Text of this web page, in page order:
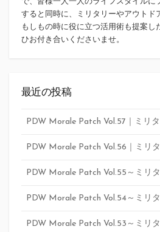
で、皆様一人一人のライフスタイルに
すると同時に、ミリタリーやアウトド
もしもの時に役に立つ活用術も提案し
ひお付き合いくださいませ。
最近の投稿
PDW Morale Patch Vol.57｜ミリ
PDW Morale Patch Vol.56｜ミリ
PDW Morale Patch Vol.55～ミリ
PDW Morale Patch Vol.54～ミリ
PDW Morale Patch Vol.53～ミリ